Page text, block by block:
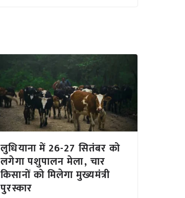
लुधियाना में 26-27 सितंबर को
लगेगा पशुपालन मेला, चार
किसानों को मिलेगा मुख्यमंत्री
पुरस्कार